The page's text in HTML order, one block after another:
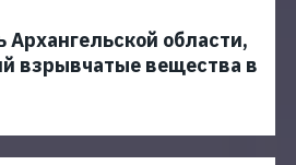
области,
взрывчатые вещества в